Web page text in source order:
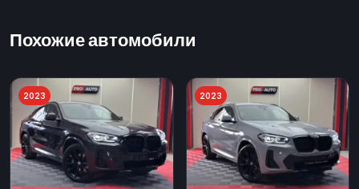
Похожие автомобили
2023 2023